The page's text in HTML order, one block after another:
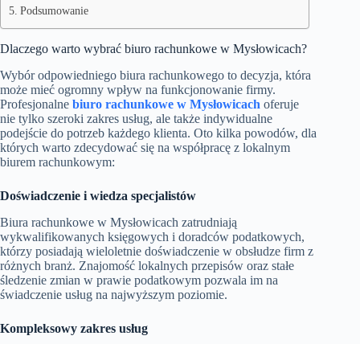
Podsumowanie
Dlaczego warto wybrać biuro rachunkowe w Mysłowicach?
Wybór odpowiedniego biura rachunkowego to decyzja, która
może mieć ogromny wpływ na funkcjonowanie firmy.
Profesjonalne biuro rachunkowe w Mysłowicach oferuje
nie tylko szeroki zakres usług, ale także indywidualne
podejście do potrzeb każdego klienta. Oto kilka powodów, dla
których warto zdecydować się na współpracę z lokalnym
biurem rachunkowym:
Doświadczenie i wiedza specjalistów
Biura rachunkowe w Mysłowicach zatrudniają
wykwalifikowanych księgowych i doradców podatkowych,
którzy posiadają wieloletnie doświadczenie w obsłudze firm z
różnych branż. Znajomość lokalnych przepisów oraz stałe
śledzenie zmian w prawie podatkowym pozwala im na
świadczenie usług na najwyższym poziomie.
Kompleksowy zakres usług